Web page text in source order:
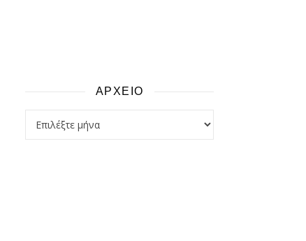
ΑΡΧΕΙΟ